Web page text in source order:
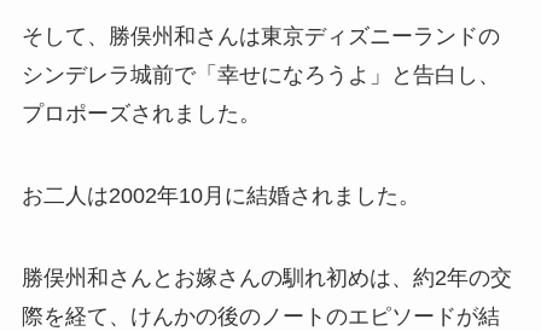
そして、勝俣州和さんは東京ディズニーランドの
シンデレラ城前で「幸せになろうよ」と告白し、
プロポーズされました。
お二人は2002年10月に結婚されました。
勝俣州和さんとお嫁さんの馴れ初めは、約2年の交
際を経て、けんかの後のノートのエピソードが結